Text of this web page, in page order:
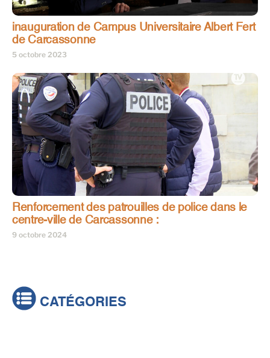
inauguration de Campus Universitaire Albert Fert
de Carcassonne
5 octobre 2023
Renforcement des patrouilles de police dans le
centre-ville de Carcassonne :
9 octobre 2024
CATÉGORIES